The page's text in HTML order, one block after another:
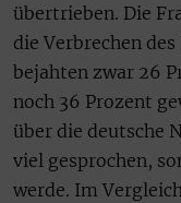
übertrieben. Die
die Verbrechen
bejahten zwar 26
noch 36 Prozent
über die deutsche
viel gesprochen,
werde. Im